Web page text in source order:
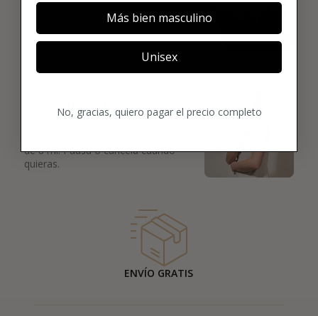
lujo se enviará justo después de la
03
DESCUBRE ALGO NUEVO
CADA MES
de 8 ml. Pausa o cancela cuando
quieras.
ENVÍO GRATIS
Más bien masculino
Unisex
No, gracias, quiero pagar el precio completo